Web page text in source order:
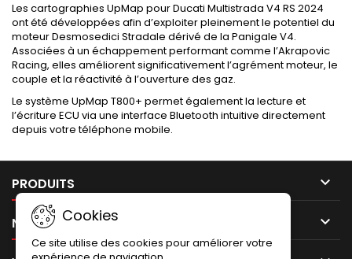
Les cartographies UpMap pour Ducati Multistrada V4 RS 2024
ont été développées afin d’exploiter pleinement le potentiel du
moteur Desmosedici Stradale dérivé de la Panigale V4.
Associées à un échappement performant comme l’Akrapovic
Racing, elles améliorent significativement l’agrément moteur, le
couple et la réactivité à l’ouverture des gaz.
Le système UpMap T800+ permet également la lecture et
l’écriture ECU via une interface Bluetooth intuitive directement
depuis votre téléphone mobile.
PRODUITS 
NOTRE SOCIÉTÉ 
Cookies
Ce site utilise des cookies pour améliorer votre